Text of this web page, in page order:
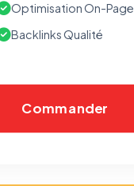
Optimisation On-Page
Backlinks Qualité
Commander